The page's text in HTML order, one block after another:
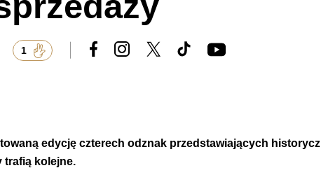
ŁKS II
Drużyny Akademii
Kluby partnerskie
Ełkaesiacki Klub
Biznesu
Przyjaciel ŁKS
1
edycję czterech odznak przedstawiających
trafią kolejne.